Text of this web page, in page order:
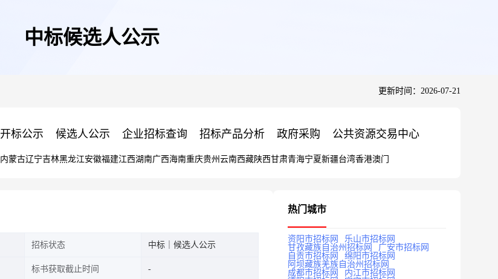
中标候选人公示
更新时间：2026-07-21
开标公示 候选人公示 企业招标查询 招标产品分析 政府采购 公共资源交易中心
内蒙古辽宁吉林黑龙江安徽福建江西湖南广西海南重庆贵州 云南西藏陕西甘肃青海宁夏新疆台湾香港澳门
招标状态 中标｜候选人公示
标书获取截止时间
热门城市
资阳市招标网
乐山市招标网
甘孜藏族自治州招标网
广安市招标网
自贡市招标网
绵阳市招标网
阿坝藏族羌族自治州招标网
成都市招标网
内江市招标网